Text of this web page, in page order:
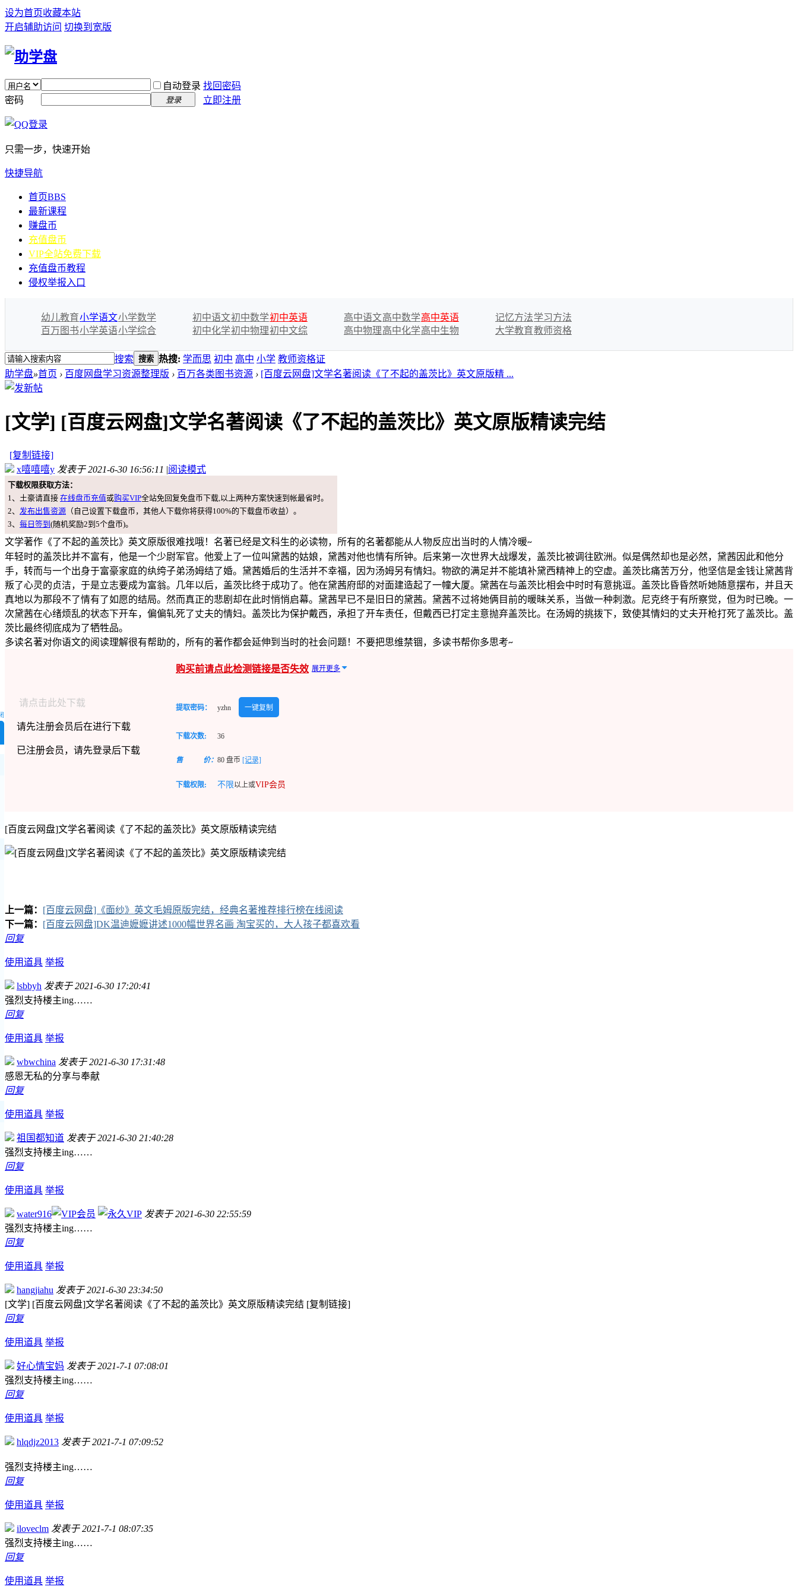
设为首页收藏本站
开启辅助访问 切换到宽版
自动登录 找回密码
密码
登录 立即注册
只需一步，快速开始
快捷导航
首页BBS
最新课程
赚盘币
充值盘币
VIP全站免费下载
充值盘币教程
侵权举报入口
幼儿教育小学语文小学数学
百万图书小学英语小学综合
初中语文初中数学初中英语
初中化学初中物理初中文综
高中语文高中数学高中英语
高中物理高中化学高中生物
记忆方法学习方法
大学教育教师资格
搜索 搜索 热搜: 学而思 初中 高中 小学 教师资格证
助学盘»首页 › 百度网盘学习资源整理版 › 百万各类图书资源 › [百度云网盘]文学名著阅读《了不起的盖茨比》英文原版精 ...
[文学] [百度云网盘]文学名著阅读《了不起的盖茨比》英文原版精读完结
[复制链接]
x嘻嘻嘻y 发表于 2021-6-30 16:56:11 |阅读模式
下载权限获取方法：
1、土豪请直接 在线盘币充值或购买VIP全站免回复免盘币下载,以上两种方案快速到帐最省时。
2、 发布出售资源 （自己设置下载盘币，其他人下载你将获得100%的下载盘币收益）。
3、 每日签到 (随机奖励2到5个盘币)。
文学著作 《了不起的盖茨比》英文原版很难找哦！名著已经是文科生的必读物，所有的名著都能从人物反应出当时的人情冷暖~
年轻时的盖茨比并不富有，他是一个少尉军官。他爱上了一位叫黛茜的姑娘，黛茜对他也情有所钟。后来第一次世界大战爆发，盖茨比被调往欧洲。似是偶然却也是必然，黛茜因此和他分
手，转而与一个出身于富豪家庭的纨绔子弟汤姆结了婚。黛茜婚后的生活并不幸福，因为汤姆另有情妇。物欲的满足并不能填补黛西精神上的空虚。盖茨比痛苦万分，他坚信是金钱让黛茜背
叛了心灵的贞洁，于是立志要成为富翁。几年以后，盖茨比终于成功了。他在黛茜府邸的对面建造起了一幢大厦。黛茜在与盖茨比相会中时时有意挑逗。盖茨比昏昏然听她随意摆布，并且天
真地以为那段不了情有了如愿的结局。然而真正的悲剧却在此时悄悄启幕。黛茜早已不是旧日的黛茜。黛茜不过将她俩目前的暖昧关系，当做一种刺激。尼克终于有所察觉，但为时已晚。一
次黛茜在心绪烦乱的状态下开车，偏偏轧死了丈夫的情妇。盖茨比为保护戴西，承担了开车责任，但戴西已打定主意抛弃盖茨比。在汤姆的挑拨下，致使其情妇的丈夫开枪打死了盖茨比。盖
茨比最终彻底成为了牺牲品。
多读名著对你语文的阅读理解很有帮助的，所有的著作都会延伸到当时的社会问题！不要把思维禁锢，多读书帮你多思考~
请点击此处下载
请先注册会员后在进行下载
已注册会员，请先登录后下载
购买前请点此检测链接是否失效 展开更多
提取密码： yzhn 一键复制
下载次数: 36
售 价： 80 盘币 [记录]
下载权限: 不限以上或VIP会员
[百度云网盘]文学名著阅读《了不起的盖茨比》英文原版精读完结
上一篇： [百度云网盘]《面纱》英文毛姆原版完结，经典名著推荐排行榜在线阅读
下一篇： [百度云网盘]DK温迪嬷嬷讲述1000幅世界名画 淘宝买的，大人孩子都喜欢看
回复
使用道具 举报
lsbbyh 发表于 2021-6-30 17:20:41
强烈支持楼主ing……
回复
使用道具 举报
wbwchina 发表于 2021-6-30 17:31:48
感恩无私的分享与奉献
回复
使用道具 举报
祖国都知道 发表于 2021-6-30 21:40:28
强烈支持楼主ing……
回复
使用道具 举报
water916
发表于 2021-6-30 22:55:59
强烈支持楼主ing……
回复
使用道具 举报
hangjiahu 发表于 2021-6-30 23:34:50
[文学] [百度云网盘]文学名著阅读《了不起的盖茨比》英文原版精读完结 [复制链接]
回复
使用道具 举报
好心情宝妈 发表于 2021-7-1 07:08:01
强烈支持楼主ing……
回复
使用道具 举报
hlqdjz2013 发表于 2021-7-1 07:09:52
强烈支持楼主ing……
回复
使用道具 举报
iloveclm 发表于 2021-7-1 08:07:35
强烈支持楼主ing……
回复
使用道具 举报